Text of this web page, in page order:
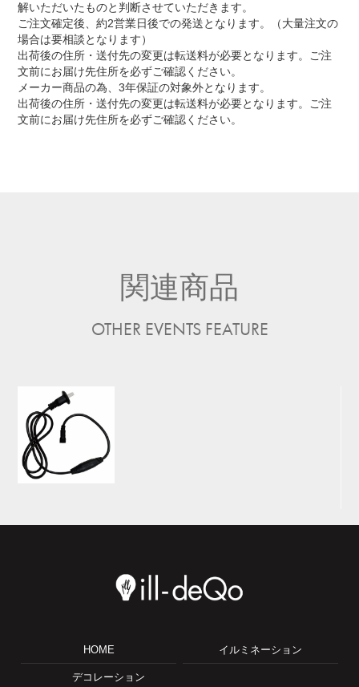
解いただいたものと判断させていただきます。
ご注文確定後、約2営業日後での発送となります。（大量注文の
場合は要相談となります）
出荷後の住所・送付先の変更は転送料が必要となります。ご注
文前にお届け先住所を必ずご確認ください。
メーカー商品の為、3年保証の対象外となります。
出荷後の住所・送付先の変更は転送料が必要となります。ご注
文前にお届け先住所を必ずご確認ください。
関連商品
OTHER EVENTS FEATURE
HOME イルミネーション
デコレーション